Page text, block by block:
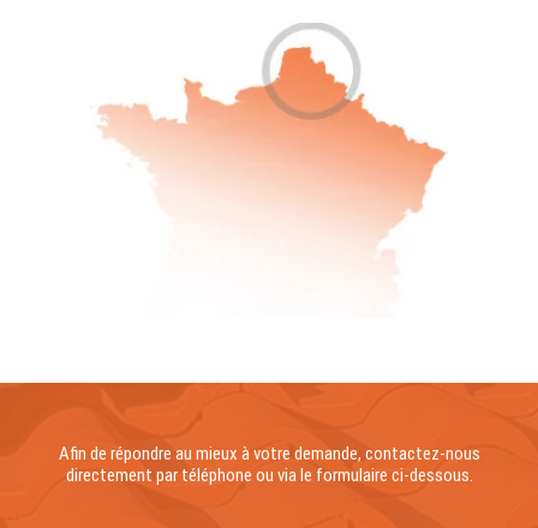
Afin de répondre au mieux à votre demande, contactez-nous
directement par téléphone ou via le formulaire ci-dessous.